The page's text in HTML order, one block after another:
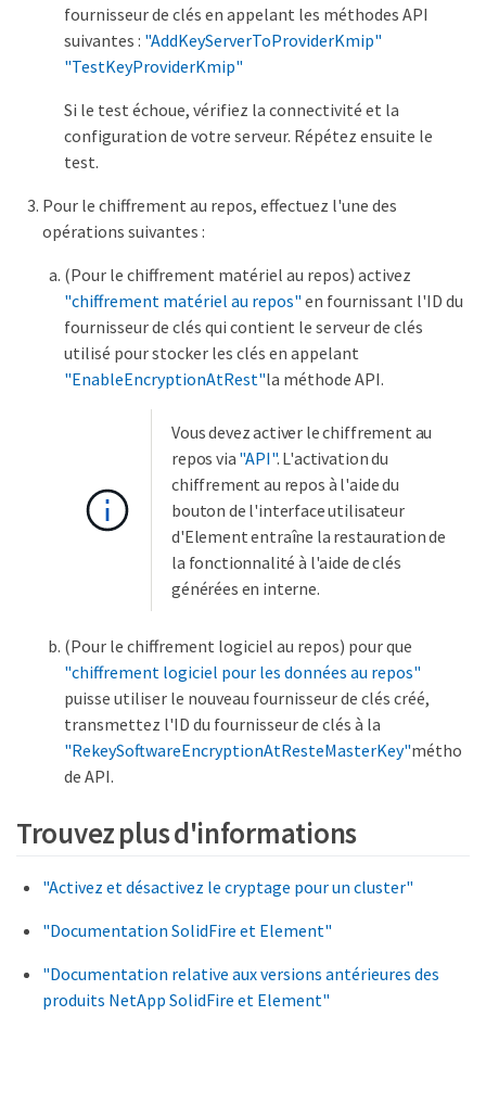
fournisseur de clés en appelant les méthodes API
suivantes : "AddKeyServerToProviderKmip"
"TestKeyProviderKmip"
Si le test échoue, vérifiez la connectivité et la
configuration de votre serveur. Répétez ensuite le
test.
Pour le chiffrement au repos, effectuez l'une des
opérations suivantes :
(Pour le chiffrement matériel au repos) activez
"chiffrement matériel au repos" en fournissant l'ID du
fournisseur de clés qui contient le serveur de clés
utilisé pour stocker les clés en appelant
"EnableEncryptionAtRest"la méthode API.
Vous devez activer le chiffrement au
repos via "API". L'activation du
chiffrement au repos à l'aide du
bouton de l'interface utilisateur
d'Element entraîne la restauration de
la fonctionnalité à l'aide de clés
générées en interne.
(Pour le chiffrement logiciel au repos) pour que
"chiffrement logiciel pour les données au repos"
puisse utiliser le nouveau fournisseur de clés créé,
transmettez l'ID du fournisseur de clés à la
"RekeySoftwareEncryptionAtResteMasterKey"métho
de API.
Trouvez plus d'informations
"Activez et désactivez le cryptage pour un cluster"
"Documentation SolidFire et Element"
"Documentation relative aux versions antérieures des
produits NetApp SolidFire et Element"